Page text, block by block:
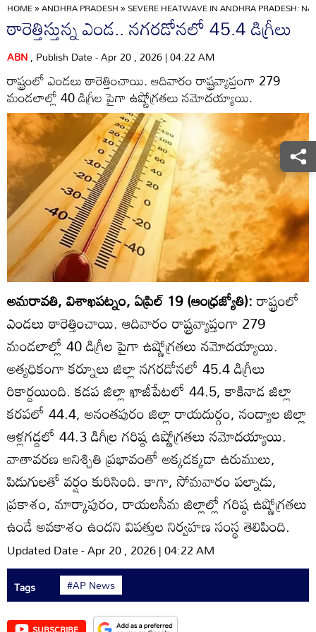
HOME»ANDHRA PRADESH»SEVERE HEATWAVE IN ANDHRA PRADESH:
ఠారెత్తిస్తున్న ఎండ.. నగరడోనలో 45.4 డిగ్రీలు
ABN, Publish Date - Apr 20 , 2026 | 04:22 AM
రాష్ట్రంలో ఎండలు ఠారెత్తించాయి. ఆదివారం రాష్ట్రవ్యాప్తంగా 279
మండలాల్లో 40 డిగ్రీల పైగా ఉష్ణోగ్రతలు నమోదయ్యాయి.
అమరావతి, విశాఖపట్నం, ఏప్రిల్‌ 19 (ఆంధ్రజ్యోతి):రాష్ట్రంలో
ఎండలు ఠారెత్తించాయి. ఆదివారం రాష్ట్రవ్యాప్తంగా 279
మండలాల్లో 40 డిగ్రీల పైగా ఉష్ణోగ్రతలు నమోదయ్యాయి.
అత్యధికంగా కర్నూలు జిల్లా నగరడోనలో 45.4 డిగ్రీలు
రికార్డయింది. కడప జిల్లా ఖాజీపేటలో 44.5, కాకినాడ జిల్లా
కరపలో 44.4, అనంతపురం జిల్లా రాయదుర్గం, నంద్యాల జిల్లా
ఆళ్లగడ్డలో 44.3 డిగీల్ర గరిష్ఠ ఉష్ణోగ్రతలు నమోదయ్యాయి.
వాతావరణ అనిశ్చితి ప్రభావంతో అక్కడక్కడా ఉరుములు,
పిడుగులతో వర్షం కురిసింది. కాగా, సోమవారం పల్నాడు,
ప్రకాశం, మార్కాపురం, రాయలసీమ జిల్లాల్లో గరిష్ఠ ఉష్ణోగ్రతలు
ఉండే అవకాశం ఉందని విపత్తుల నిర్వహణ సంస్థ తెలిపింది.
Updated Date - Apr 20 , 2026 | 04:22 AM
Tags #AP News